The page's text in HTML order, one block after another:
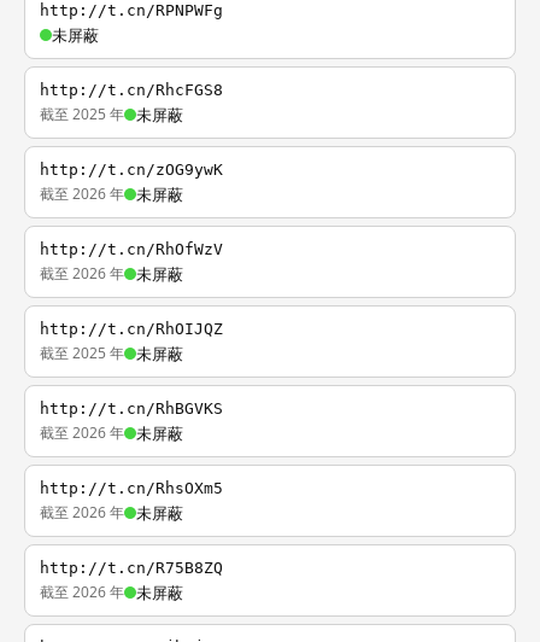
http://t.cn/RPNPWFg
未屏蔽
http://t.cn/RhcFGS8
截至 2025 年 未屏蔽
http://t.cn/zOG9ywK
截至 2026 年 未屏蔽
http://t.cn/RhOfWzV
截至 2026 年 未屏蔽
http://t.cn/RhOIJQZ
截至 2025 年 未屏蔽
http://t.cn/RhBGVKS
截至 2026 年 未屏蔽
http://t.cn/RhsOXm5
截至 2026 年 未屏蔽
http://t.cn/R75B8ZQ
截至 2026 年 未屏蔽